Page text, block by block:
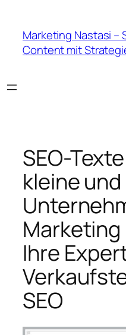
springen
Marketing Nastasi –
Content mit
SEO-
kleine
Marketing
Ihre
SEO